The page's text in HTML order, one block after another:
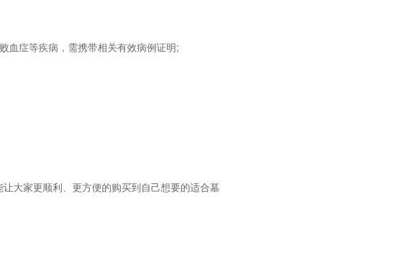
血症等疾病，需携带相关有效病例证明;
大家更顺利、更方便的购买到自己想要的适合墓